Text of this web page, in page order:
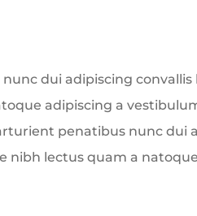
dui adipiscing
adipiscing a
penatibus nunc dui
lectus quam a